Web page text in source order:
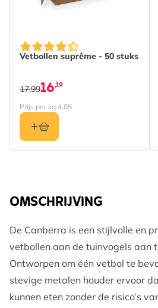
Vetbollen suprême - 50 stuks
16,19
17,99
Prijs per kg:4,05
OMSCHRIJVING
De Canberra is een stijlvolle en
vetbollen aan de tuinvogels aan
Ontworpen om één vetbol te
stevige metalen houder ervoor
kunnen eten zonder de risico’s